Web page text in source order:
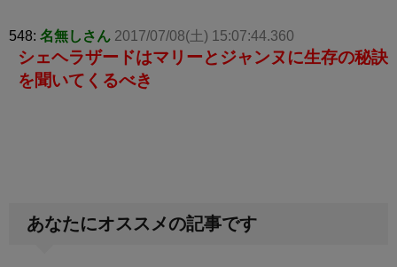
548: 名無しさん 2017/07/08(土) 15:07:44.360
シェヘラザードはマリーとジャンヌに生存の秘訣
を聞いてくるべき
あなたにオススメの記事です